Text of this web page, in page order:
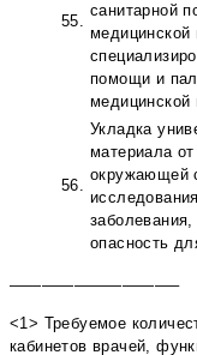
55.
санитарной
помощи и
56.
Укладка
материала
окружающей
опасность
——————————–
<1> Требуемое
кабинетов врачей,